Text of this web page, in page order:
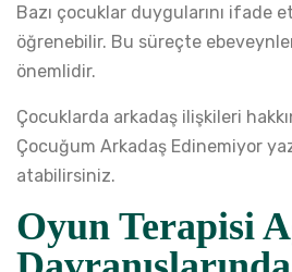
Bazı çocuklar duygularını ifade
öğrenebilir. Bu süreçte
önemlidir.
Çocuklarda arkadaş ilişkileri
Çocuğum Arkadaş Edinemiyor
atabilirsiniz.
Oyun Terapisi